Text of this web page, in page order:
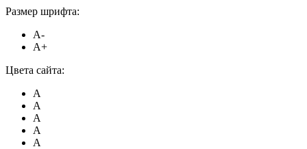
Размер шрифта:
A-
A+
Цвета сайта:
A
A
A
A
A